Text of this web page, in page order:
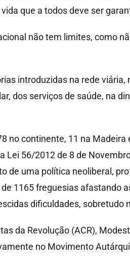
que a todos deve ser
não tem limites, como
introduzidas na rede
dos serviços de saúde, na
no continente, 11 na
Lei 56/2012 de 8 de
de uma política neoliberal,
1165 freguesias afastando
dificuldades, sobretudo
da Revolução (ACR),
no Movimento